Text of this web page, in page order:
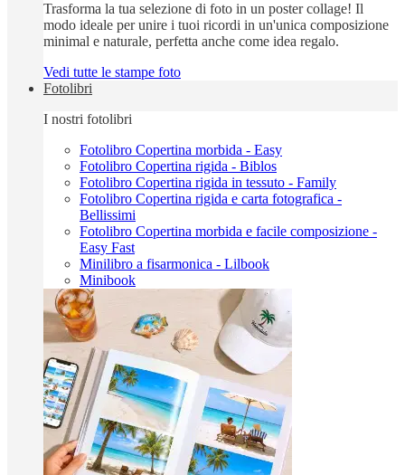
Trasforma la tua selezione di foto in un poster collage! Il
modo ideale per unire i tuoi ricordi in un'unica composizione
minimal e naturale, perfetta anche come idea regalo.
Vedi tutte le stampe foto
Fotolibri
I nostri fotolibri
Fotolibro Copertina morbida - Easy
Fotolibro Copertina rigida - Biblos
Fotolibro Copertina rigida in tessuto - Family
Fotolibro Copertina rigida e carta fotografica -
Bellissimi
Fotolibro Copertina morbida e facile composizione -
Easy Fast
Minilibro a fisarmonica - Lilbook
Minibook